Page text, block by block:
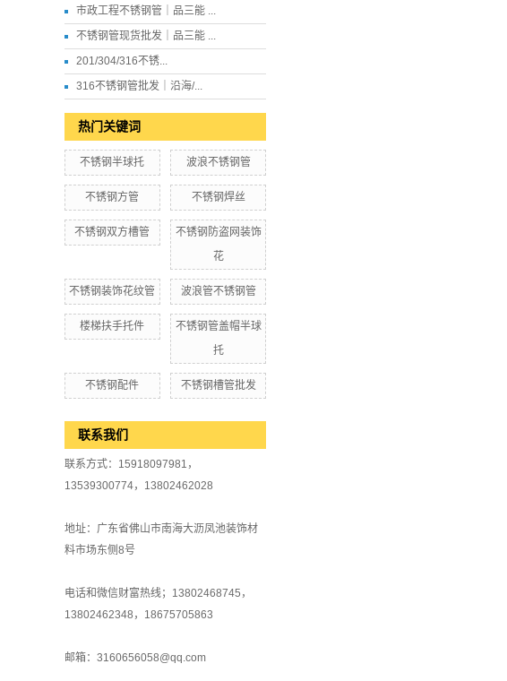
市政工程不锈钢管｜品三能 ...
不锈钢管现货批发｜品三能 ...
201/304/316不锈...
316不锈钢管批发｜沿海/...
热门关键词
不锈钢半球托 波浪不锈钢管
不锈钢方管 不锈钢焊丝
不锈钢双方槽管
不锈钢防盗网装饰
花
不锈钢装饰花纹管 波浪管不锈钢管
楼梯扶手托件
不锈钢管盖帽半球
托
不锈钢配件 不锈钢槽管批发
联系我们
联系方式：15918097981，
13539300774，13802462028
地址：广东省佛山市南海大沥凤池装饰材
料市场东侧8号
电话和微信财富热线；13802468745，
13802462348，18675705863
邮箱：3160656058@qq.com